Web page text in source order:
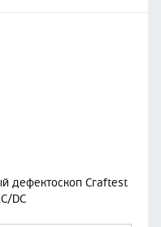
дефектоскоп Craftest
DC